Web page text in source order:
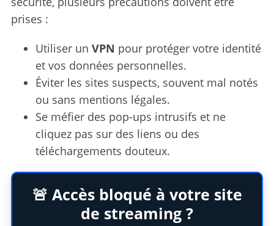
prises :
Utiliser un VPN pour protéger votre identité
et vos données personnelles.
Éviter les sites suspects, souvent mal notés
ou sans mentions légales.
Se méfier des pop-ups intrusifs et ne
cliquez pas sur des liens ou des
téléchargements douteux.
🚨 Accès bloqué à votre site
de streaming ?